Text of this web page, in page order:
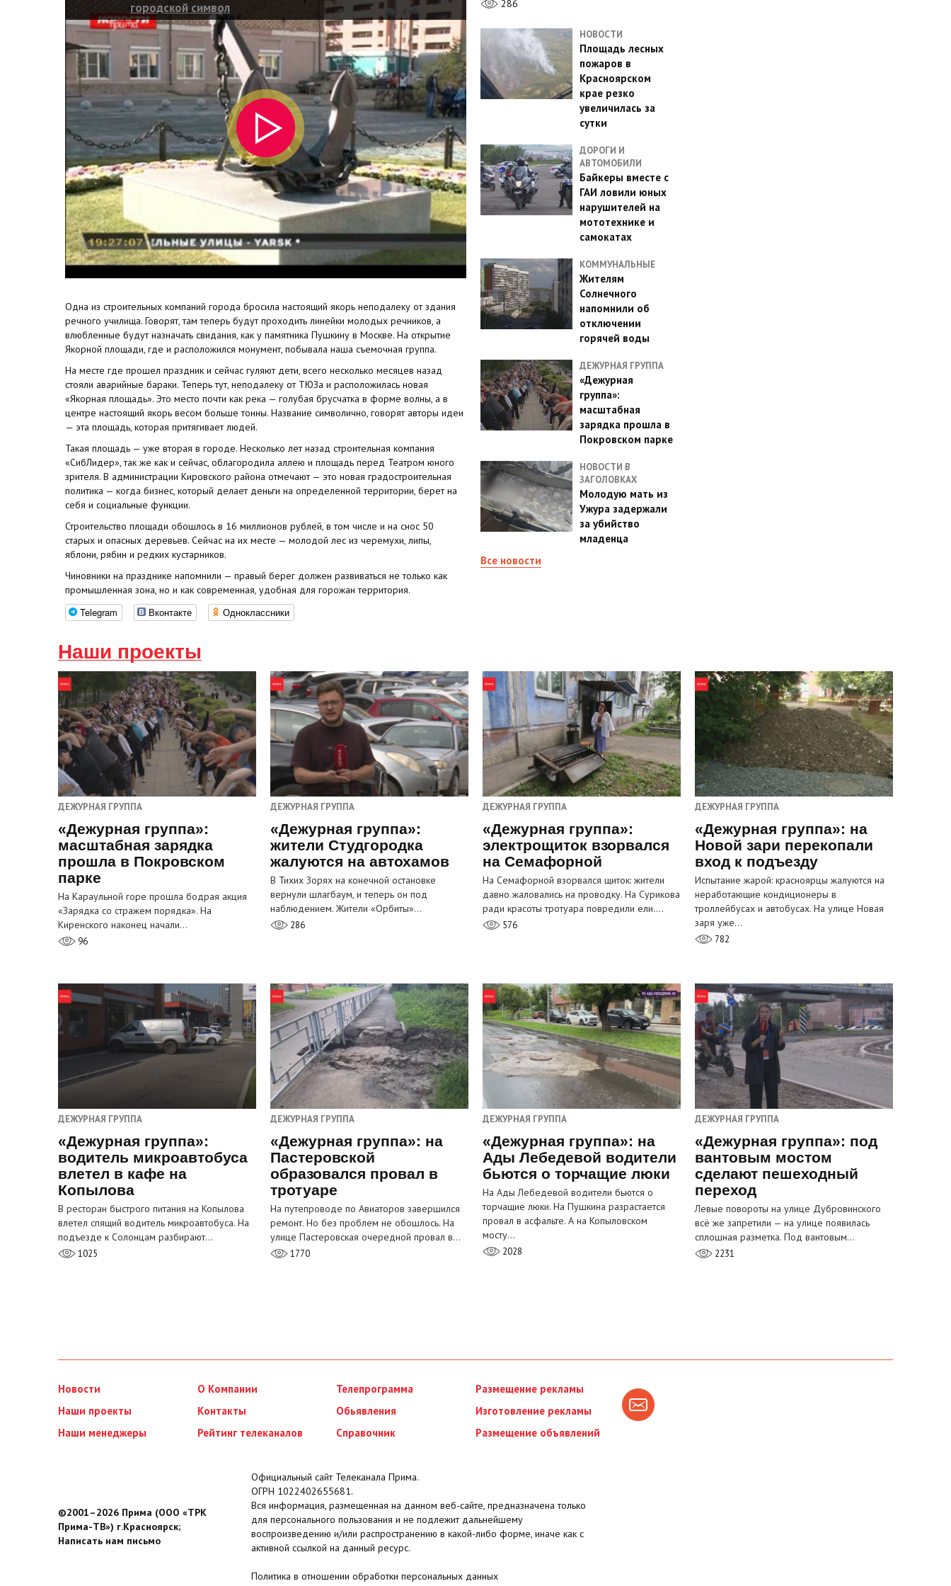
городской символ
Одна из строительных компаний города бросила настоящий якорь неподалеку от здания
речного училища. Говорят, там теперь будут проходить линейки молодых речников, а
влюбленные будут назначать свидания, как у памятника Пушкину в Москве. На открытие
Якорной площади, где и расположился монумент, побывала наша съемочная группа.
На месте где прошел праздник и сейчас гуляют дети, всего несколько месяцев назад
стояли аварийные бараки. Теперь тут, неподалеку от ТЮЗа и расположилась новая
«Якорная площадь». Это место почти как река — голубая брусчатка в форме волны, а в
центре настоящий якорь весом больше тонны. Название символично, говорят авторы идеи
— эта площадь, которая притягивает людей.
Такая площадь — уже вторая в городе. Несколько лет назад строительная компания
«СибЛидер», так же как и сейчас, облагородила аллею и площадь перед Театром юного
зрителя. В администрации Кировского района отмечают — это новая градостроительная
политика — когда бизнес, который делает деньги на определенной территории, берет на
себя и социальные функции.
Строительство площади обошлось в 16 миллионов рублей, в том числе и на снос 50
старых и опасных деревьев. Сейчас на их месте — молодой лес из черемухи, липы,
яблони, рябин и редких кустарников.
Чиновники на празднике напомнили — правый берег должен развиваться не только как
промышленная зона, но и как современная, удобная для горожан территория.
Telegram Вконтакте Одноклассники
286
НОВОСТИ
Площадь лесных
пожаров в
Красноярском
крае резко
увеличилась за
сутки
ДОРОГИ И
АВТОМОБИЛИ
Байкеры вместе с
ГАИ ловили юных
нарушителей на
мототехнике и
самокатах
КОММУНАЛЬНЫЕ
Жителям
Солнечного
напомнили об
отключении
горячей воды
ДЕЖУРНАЯ ГРУППА
«Дежурная
группа»:
масштабная
зарядка прошла в
Покровском парке
НОВОСТИ В
ЗАГОЛОВКАХ
Молодую мать из
Ужура задержали
за убийство
младенца
Все новости
Наши проекты
ДЕЖУРНАЯ ГРУППА
«Дежурная группа»:
масштабная зарядка
прошла в Покровском
парке
На Караульной горе прошла бодрая акция
«Зарядка со стражем порядка». На
Киренского наконец начали…
96
ДЕЖУРНАЯ ГРУППА
«Дежурная группа»:
жители Студгородка
жалуются на автохамов
В Тихих Зорях на конечной остановке
вернули шлагбаум, и теперь он под
наблюдением. Жители «Орбиты»…
286
ДЕЖУРНАЯ ГРУППА
«Дежурная группа»:
электрощиток взорвался
на Семафорной
На Семафорной взорвался щиток: жители
давно жаловались на проводку. На Сурикова
ради красоты тротуара повредили ели.…
576
ДЕЖУРНАЯ ГРУППА
«Дежурная группа»: на
Новой зари перекопали
вход к подъезду
Испытание жарой: красноярцы жалуются на
неработающие кондиционеры в
троллейбусах и автобусах. На улице Новая
заря уже…
782
ДЕЖУРНАЯ ГРУППА
«Дежурная группа»:
водитель микроавтобуса
влетел в кафе на
Копылова
В ресторан быстрого питания на Копылова
влетел спящий водитель микроавтобуса. На
подъезде к Солонцам разбирают…
1025
ДЕЖУРНАЯ ГРУППА
«Дежурная группа»: на
Пастеровской
образовался провал в
тротуаре
На путепроводе по Авиаторов завершился
ремонт. Но без проблем не обошлось. На
улице Пастеровская очередной провал в…
1770
ДЕЖУРНАЯ ГРУППА
«Дежурная группа»: на
Ады Лебедевой водители
бьются о торчащие люки
На Ады Лебедевой водители бьются о
торчащие люки. На Пушкина разрастается
провал в асфальте. А на Копыловском
мосту…
2028
ДЕЖУРНАЯ ГРУППА
«Дежурная группа»: под
вантовым мостом
сделают пешеходный
переход
Левые повороты на улице Дубровинского
всё же запретили — на улице появилась
сплошная разметка. Под вантовым…
2231
Новости
Наши проекты
Наши менеджеры
О Компании
Контакты
Рейтинг телеканалов
Телепрограмма
Обьявления
Справочник
Размещение рекламы
Изготовление рекламы
Размещение объявлений
©2001–2026 Прима (ООО «ТРК
Прима-ТВ») г.Красноярск;
Написать нам письмо
Официальный сайт Телеканала Прима.
ОГРН 1022402655681.
Вся информация, размещенная на данном веб-сайте, предназначена только
для персонального пользования и не подлежит дальнейшему
воспроизведению и/или распространению в какой-либо форме, иначе как с
активной ссылкой на данный ресурс.
Политика в отношении обработки персональных данных